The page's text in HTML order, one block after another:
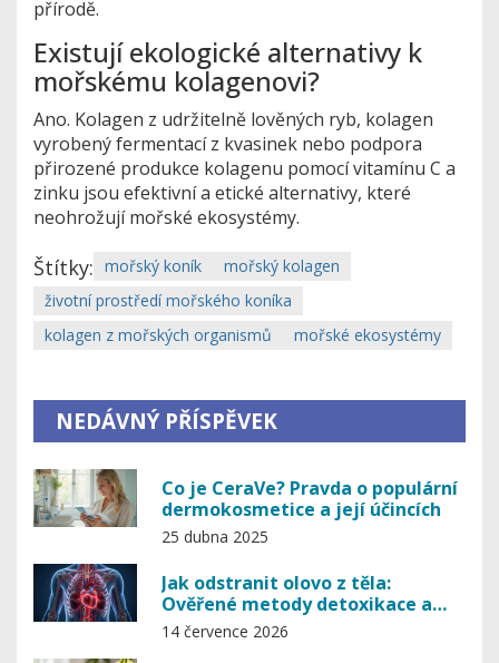
přírodě.
Existují ekologické alternativy k
mořskému kolagenovi?
Ano. Kolagen z udržitelně lověných ryb, kolagen
vyrobený fermentací z kvasinek nebo podpora
přirozené produkce kolagenu pomocí vitamínu C a
zinku jsou efektivní a etické alternativy, které
neohrožují mořské ekosystémy.
Štítky: mořský koník
mořský kolagen
životní prostředí mořského koníka
kolagen z mořských organismů
mořské ekosystémy
NEDÁVNÝ PŘÍSPĚVEK
Co je CeraVe? Pravda o populární
dermokosmetice a její účincích
25 dubna 2025
Jak odstranit olovo z těla:
Ověřené metody detoxikace a
prevence
14 července 2026